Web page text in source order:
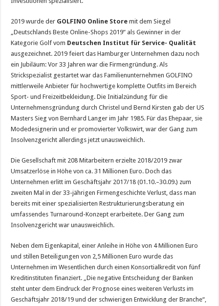
2019 wurde der GOLFINO Online Store mit dem Siegel
„Deutschlands Beste Online-Shops 2019“ als Gewinner in der
Kategorie Golf vom Deutschen Institut für Service- Qualität
ausgezeichnet. 2019 feiert das Hamburger Unternehmen dazu noch
ein Jubiläum: Vor 33 Jahren war die Firmengründung. Als
Strickspezialist gestartet war das Familienunternehmen GOLFINO
mittlerweile Anbieter für hochwertige komplette Outfits im Bereich
Sport- und Freizeitbekleidung. Die Initialzündung für die
Unternehmensgründung durch Christel und Bernd Kirsten gab der US
Masters Sieg von Bernhard Langer im Jahr 1985. Für das Ehepaar, sie
Modedesignerin und er promovierter Volkswirt, war der Gang zum
Insolvenzgericht allerdings jetzt unausweichlich.
Die Gesellschaft mit 208 Mitarbeitern erzielte 2018/2019 zwar
Umsatzerlöse in Höhe von ca. 31 Millionen Euro. Doch das
Unternehmen erlitt im Geschäftsjahr 2017/18 (01.10.–30.09.) zum
zweiten Mal in der 33-jährigen Firmengeschichte Verlust, dass man
bereits mit einer spezialisierten Restrukturierungsberatung ein
umfassendes Turnaround-Konzept erarbeitete. Der Gang zum
Insolvenzgericht war unausweichlich.
Neben dem Eigenkapital, einer Anleihe in Höhe von 4 Millionen Euro
und stillen Beteiligungen von 2,5 Millionen Euro wurde das
Unternehmen im Wesentlichen durch einen Konsortialkredit von fünf
Kreditinstituten finanziert. „Die negative Entscheidung der Banken
steht unter dem Eindruck der Prognose eines weiteren Verlusts im
Geschäftsjahr 2018/19 und der schwierigen Entwicklung der Branche“,